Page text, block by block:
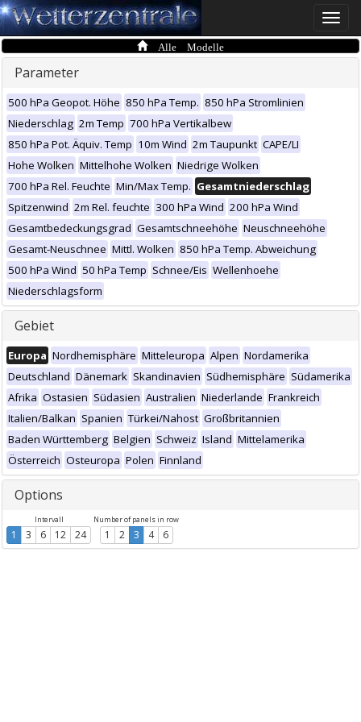
Toggle
Alle Modelle
Parameter
500 hPa Geopot. Höhe 850 hPa Temp. 850 hPa Stromlinien
Niederschlag 2m Temp 700 hPa Vertikalbew
850 hPa Pot. Äquiv. Temp 10m Wind 2m Taupunkt CAPE/LI
Hohe Wolken Mittelhohe Wolken Niedrige Wolken
700 hPa Rel. Feuchte Min/Max Temp. Gesamtniederschlag
Spitzenwind 2m Rel. feuchte 300 hPa Wind 200 hPa Wind
Gesamtbedeckungsgrad Gesamtschneehöhe Neuschneehöhe
Gesamt-Neuschnee Mittl. Wolken 850 hPa Temp. Abweichung
500 hPa Wind 50 hPa Temp Schnee/Eis Wellenhoehe
Niederschlagsform
Gebiet
Europa Nordhemisphäre Mitteleuropa Alpen Nordamerika
Deutschland Dänemark Skandinavien Südhemisphäre Südamerika
Afrika Ostasien Südasien Australien Niederlande Frankreich
Italien/Balkan Spanien Türkei/Nahost Großbritannien
Baden Württemberg Belgien Schweiz Island Mittelamerika
Österreich Osteuropa Polen Finnland
Options
Intervall
1 3 6 12 24
Number of panels in row
1 2 3 4 6